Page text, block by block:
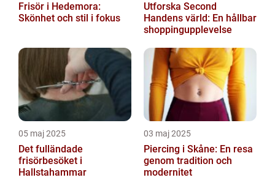
Frisör i Hedemora:
Skönhet och stil i fokus
Utforska Second
Handens värld: En hållbar
shoppingupplevelse
05 maj 2025
Det fulländade
frisörbesöket i
Hallstahammar
03 maj 2025
Piercing i Skåne: En resa
genom tradition och
modernitet